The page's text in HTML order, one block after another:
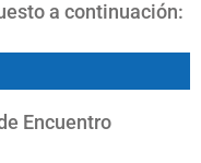
a continuación:
Encuentro